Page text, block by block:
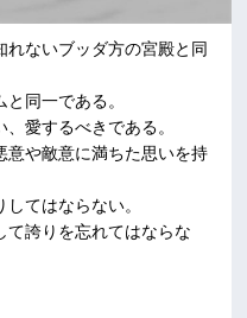
れないブッダ方の宮殿と同
同一である。
愛するべきである。
や敵意に満ちた思いを持
てはならない。
誇りを忘れてはならな